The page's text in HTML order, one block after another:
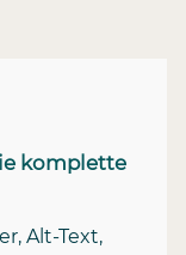
komplette
Alt-Text,